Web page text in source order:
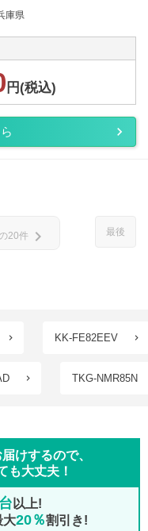
庫県
円(税込)
最後
20件 chevron_right
KK-FE82EEV
TKG-NMR85N
けするので、
も大丈夫！
以上!
大20％割引き!